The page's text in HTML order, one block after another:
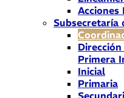
Acciones
Subsecretaría
Primera
Inicial
Primaria